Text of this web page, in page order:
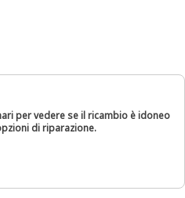
per vedere se il ricambio è idoneo
di riparazione.